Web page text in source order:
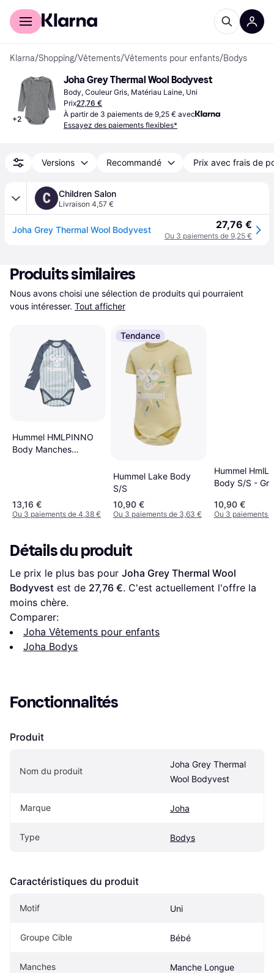
Acheter avec Klarna
Klarna/Shopping/Vêtements/Vêtements pour enfants/Bodys
+2
Joha Grey Thermal Wool Bodyvest
Body, Couleur Gris, Matériau Laine, Uni
Prix27,76 €
À partir de 3 paiements de 9,25 € avec
Essayez des paiements flexibles*
Versions Recommandé Prix avec frais de
C Children Salon
Livraison 4,57 €
Joha Grey Thermal Wool Bodyvest 27,76 €
Ou 3 paiements de 9,25 €
Produits similaires
Nous avons choisi une sélection de produits qui pourraient
vous intéresser. Tout afficher
Hummel HMLPINNO
Body Manches
13,16 €
Ou 3 paiements de 4,38 €
Tendance
Hummel Lake Body
S/S
10,90 €
Ou 3 paiements de 3,63 €
Hummel
Body S/S -
10,90 €
Ou 3 paiements
Détails du produit
Le prix le plus bas pour Joha Grey Thermal Wool
Bodyvest est de 27,76 €. C'est actuellement l'offre la
moins chère.
Comparer:
Joha Vêtements pour enfants
Joha Bodys
Fonctionnalités
Produit
Nom du produit
Joha Grey Thermal
Wool Bodyvest
Marque Joha
Type Bodys
Caractéristiques du produit
Motif Uni
Groupe Cible Bébé
Manches Manche Longue